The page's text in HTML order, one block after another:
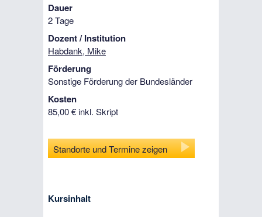
Dauer
2 Tage
Dozent / Institution
Habdank, Mike
Förderung
Sonstige Förderung der Bundesländer
Kosten
85,00 € inkl. Skript
Standorte und Termine zeigen
Kursinhalt